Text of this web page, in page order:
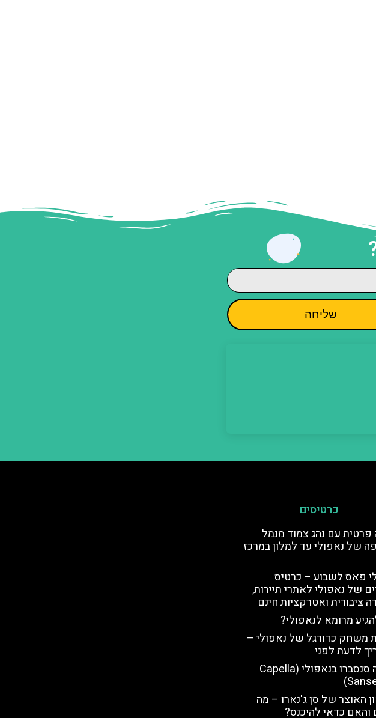
שליחה
כרטיסים
עם נהג צמוד מנמל
של נאפולי עד למלון במרכז
פאס לשבוע – כרטיס
של נאפולי לאתרי תיירות,
ציבורית ואטרקציות חינם
מרומא לנאפולי?
משחק כדורגל של נאפולי –
לדעת לפני
קפלה סנסברו בנאפולי (Capella
האוצר של סן ג'נארו – מה
והאם כדאי להיכנס?